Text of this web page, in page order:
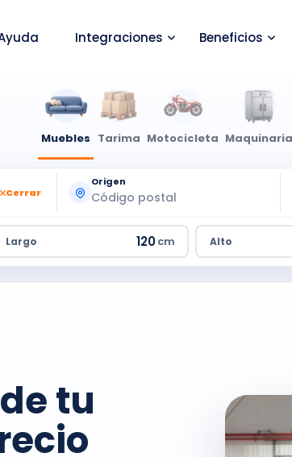
Integraciones Beneficios
Muebles Tarima Motocicleta Maquinaria
Cerrar
Origen
Largo cm Alto
tu